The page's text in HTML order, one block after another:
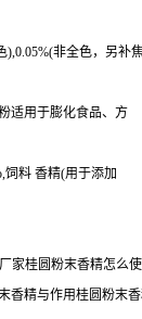
非全色，另补焦
适用于膨化食品、方
饲料 香精(用于添加
桂圆粉末香精怎
精与作用桂圆粉